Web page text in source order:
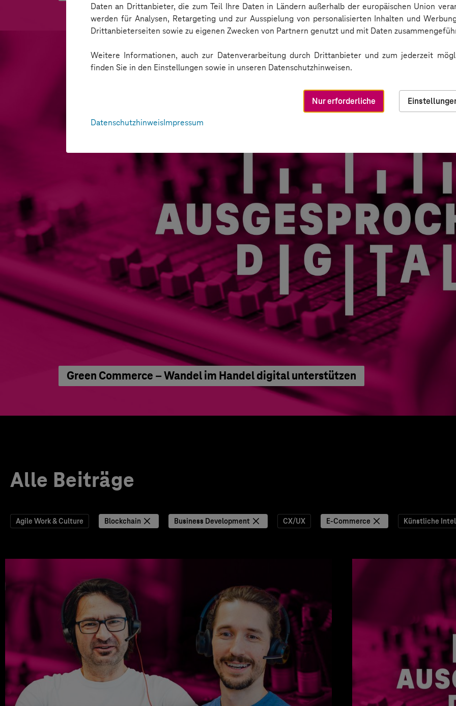
Daten an Drittanbieter, die zum Teil Ihre Daten in Ländern außerhalb der europäischen Union
werden für Analysen, Retargeting und zur Ausspielung von personalisierten Inhalten und
Drittanbieterseiten sowie zu eigenen Zwecken von Partnern genutzt und mit Daten
Weitere Informationen, auch zur Datenverarbeitung durch Drittanbieter und zum jederzeit
finden Sie in den Einstellungen sowie in unseren Datenschutzhinweisen.
Nur erforderliche
DatenschutzhinweisImpressum
Green Commerce – Wandel im Handel digital unterstützen
Alle Beiträge
Agile Work & Culture Blockchain Business Development CX/UX E-Commerce Künstliche